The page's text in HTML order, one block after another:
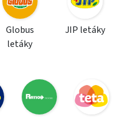
Globus
letáky
JIP letáky